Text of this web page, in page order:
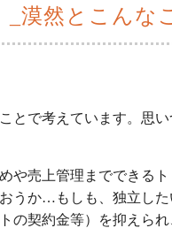
_漠然とこん
とで考えています。思
や売上管理までできる
うか…もしも、独立し
の契約金等）を抑えら